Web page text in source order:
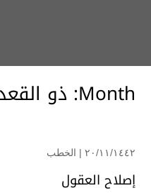
Month: ذو القعدة ۱٤٤۲هـ
۲۰/۱۱/۱٤٤۲ | الخطب
إصلاح العقول